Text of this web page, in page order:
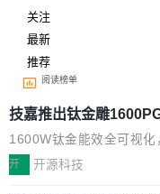
关注
最新
推荐
阅读榜单
技嘉推出钛金雕
源：为发烧级主机与本
舰供电方案
1600W钛金能效全可视化
继2026台北电脑展首度亮
开 开源科技